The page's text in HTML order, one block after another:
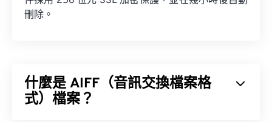
刪除。
什麼是 AIFF（音訊交換檔案格
式）檔案？